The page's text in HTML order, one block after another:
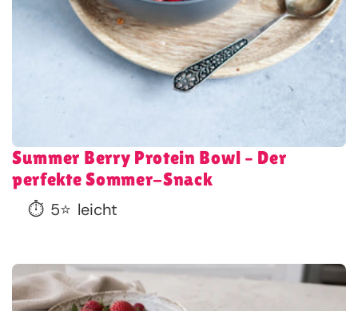
Summer Berry Protein Bowl – Der
perfekte Sommer-Snack
⏱️ 5⭐ leicht